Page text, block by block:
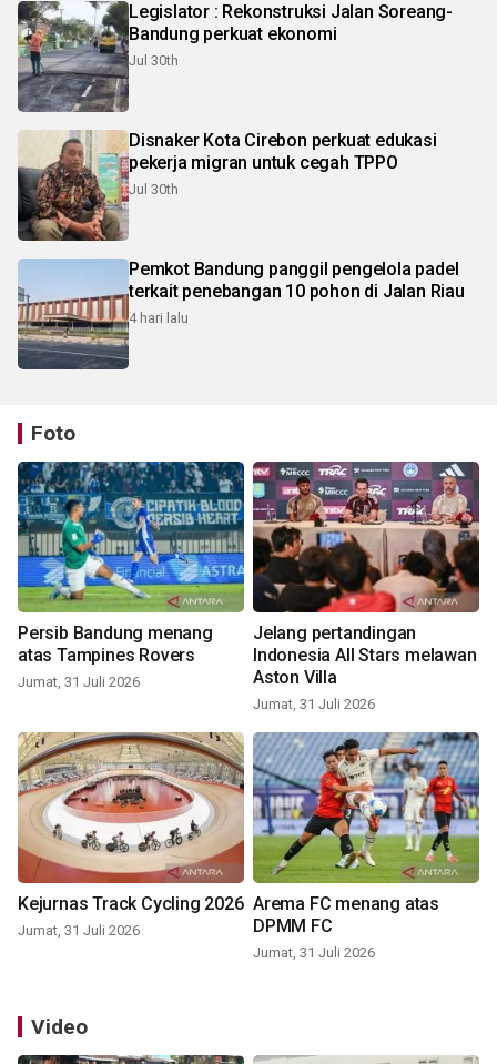
Legislator : Rekonstruksi Jalan Soreang-
Bandung perkuat ekonomi
Jul 30th
Disnaker Kota Cirebon perkuat edukasi
pekerja migran untuk cegah TPPO
Jul 30th
Pemkot Bandung panggil pengelola padel
terkait penebangan 10 pohon di Jalan Riau
4 hari lalu
Foto
Persib Bandung menang
atas Tampines Rovers
Jumat, 31 Juli 2026
Jelang pertandingan
Indonesia All Stars melawan
Aston Villa
Jumat, 31 Juli 2026
Kejurnas Track Cycling 2026
Jumat, 31 Juli 2026
Arema FC menang atas
DPMM FC
Jumat, 31 Juli 2026
Video